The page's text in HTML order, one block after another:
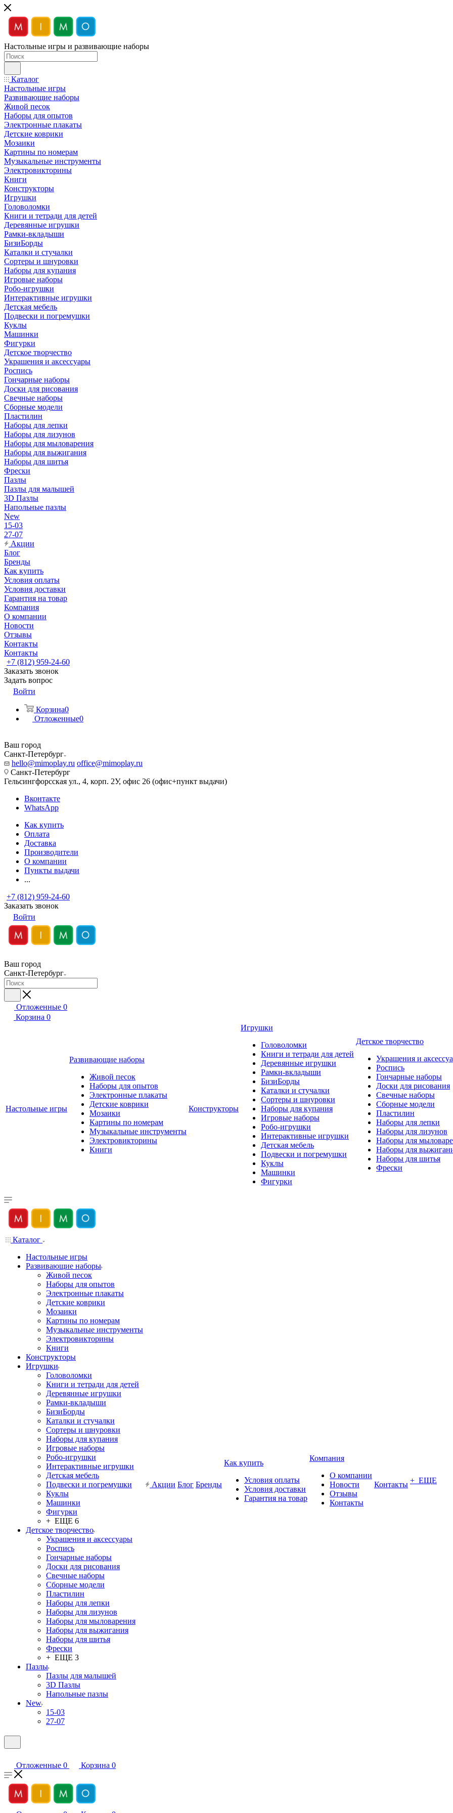
Настольные игры и развивающие наборы
Каталог
Настольные игры
Развивающие наборы
Живой песок
Наборы для опытов
Электронные плакаты
Детские коврики
Мозаики
Картины по номерам
Музыкальные инструменты
Электровикторины
Книги
Конструкторы
Игрушки
Головоломки
Книги и тетради для детей
Деревянные игрушки
Рамки-вкладыши
БизиБорды
Каталки и стучалки
Сортеры и шнуровки
Наборы для купания
Игровые наборы
Робо-игрушки
Интерактивные игрушки
Детская мебель
Подвески и погремушки
Куклы
Машинки
Фигурки
Детское творчество
Украшения и аксессуары
Роспись
Гончарные наборы
Доски для рисования
Свечные наборы
Сборные модели
Пластилин
Наборы для лепки
Наборы для лизунов
Наборы для мыловарения
Наборы для выжигания
Наборы для шитья
Фрески
Пазлы
Пазлы для малышей
3D Пазлы
Напольные пазлы
New
15-03
27-07
Акции
Блог
Бренды
Как купить
Условия оплаты
Условия доставки
Гарантия на товар
Компания
О компании
Новости
Отзывы
Контакты
Контакты
+7 (812) 959-24-60
Заказать звонок
Задать вопрос
Войти
Корзина0
Отложенные0
Ваш город
Санкт-Петербург
hello@mimoplay.ru office@mimoplay.ru
Санкт-Петербург
Гельсингфорсская ул., 4, корп. 2У, офис 26 (офис+пункт выдачи)
Вконтакте
WhatsApp
Как купить
Оплата
Доставка
Производители
О компании
Пункты выдачи
...
+7 (812) 959-24-60
Заказать звонок
Войти
Ваш город
Санкт-Петербург
Отложенные 0
Корзина 0
Настольные игры
Развивающие наборы
Живой песок
Наборы для опытов
Электронные плакаты
Детские коврики
Мозаики
Картины по номерам
Музыкальные инструменты
Электровикторины
Книги
Конструкторы
Игрушки
Головоломки
Книги и тетради для детей
Деревянные игрушки
Рамки-вкладыши
БизиБорды
Каталки и стучалки
Сортеры и шнуровки
Наборы для купания
Игровые наборы
Робо-игрушки
Интерактивные игрушки
Детская мебель
Подвески и погремушки
Куклы
Машинки
Фигурки
Детское творчество
Украшения и
Роспись
Гончарные наборы
Доски для рисования
Свечные наборы
Сборные модели
Пластилин
Наборы для лепки
Наборы для лизунов
Наборы для
Наборы для
Наборы для шитья
Фрески
Каталог
Настольные игры
Развивающие наборы
Живой песок
Наборы для опытов
Электронные плакаты
Детские коврики
Мозаики
Картины по номерам
Музыкальные инструменты
Электровикторины
Книги
Конструкторы
Игрушки
Головоломки
Книги и тетради для детей
Деревянные игрушки
Рамки-вкладыши
БизиБорды
Каталки и стучалки
Сортеры и шнуровки
Наборы для купания
Игровые наборы
Робо-игрушки
Интерактивные игрушки
Детская мебель
Подвески и погремушки
Куклы
Машинки
Фигурки
+ ЕЩЕ 6
Детское творчество
Украшения и аксессуары
Роспись
Гончарные наборы
Доски для рисования
Свечные наборы
Сборные модели
Пластилин
Наборы для лепки
Наборы для лизунов
Наборы для мыловарения
Наборы для выжигания
Наборы для шитья
Фрески
+ ЕЩЕ 3
Пазлы
Пазлы для малышей
3D Пазлы
Напольные пазлы
New
15-03
27-07
Акции Блог Бренды
Как купить
Условия оплаты
Условия доставки
Гарантия на товар
Компания
О компании
Новости
Отзывы
Контакты
Контакты + ЕЩЕ
Отложенные 0 Корзина 0